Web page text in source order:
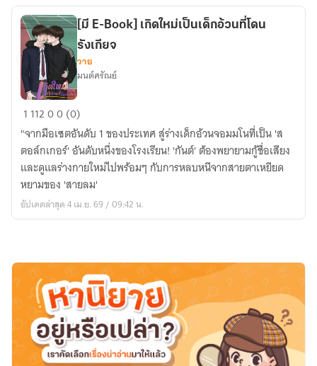
[มี
Book]
เกิด
ใหม่
เป็น
เด็ก
โดน
รังเกียจ
[มี E-Book] เกิดใหม่เป็นเด็กอ้วนที่โดน
รังเกียจ
วาย
มนต์ศรัณย์
1 11200 (0)
"จากมือเซตอันดับ 1 ของประเทศ สู่ร่างเด็กอ้วนจอมมโนที่เป็น 'ส
ตอล์กเกอร์' อันดับหนึ่งของโรงเรียน! 'กันต์' ต้องพยายามกู้ชื่อเสียง
และดูแลร่างกายใหม่ไปพร้อมๆ กับการหลบหนีจากสายตาเหยียด
หยามของ 'สายลม'
อัปเดตล่าสุด 4 เม.ย. 69 / 09:42 น.